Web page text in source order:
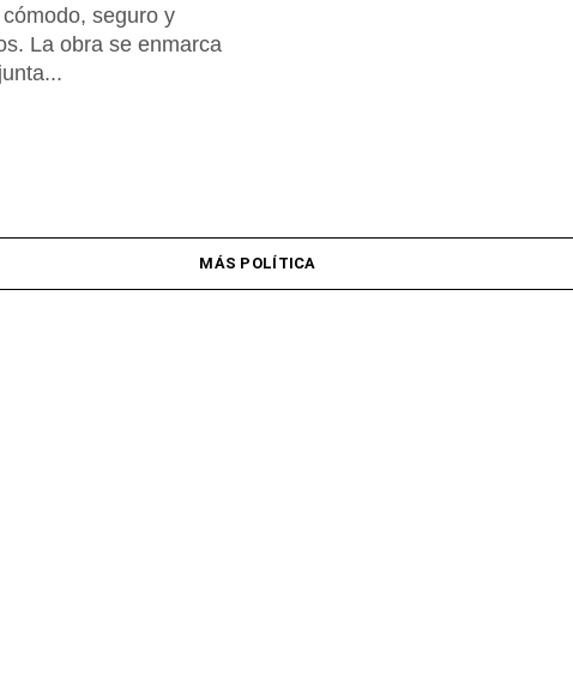
seguro y
La obra se enmarca
MÁS POLÍTICA